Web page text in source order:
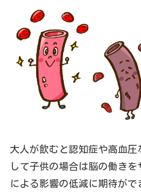
大人が飲むと認知症や高血
して子供の場合は脳の働き
による影響の低減に期待がで